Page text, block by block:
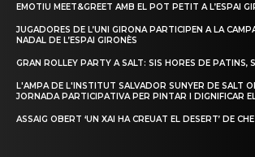
EMOTIU MEET&GREET AMB EL POT PETIT A L’ESPAI
JUGADORES DE L’UNI GIRONA PARTICIPEN A LA
NADAL DE L’ESPAI GIRONÈS
GRAN ROLLEY PARTY A SALT: SIS HORES DE PATINS,
L'AMPA DE L'INSTITUT SALVADOR SUNYER DE SALT
JORNADA PARTICIPATIVA PER PINTAR I DIGNIFICAR
ASSAIG OBERT ‘UN XAI HA CREUAT EL DESERT’ DE